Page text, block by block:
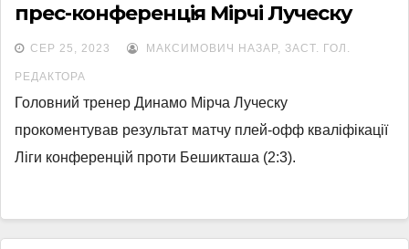
прес-конференція Мірчі Луческу
СЕР 25, 2023 МАКСИМОВИЧ НАЗАР, ЗАСТ. ГОЛ.
РЕДАКТОРА
Головний тренер Динамо Мірча Луческу
прокоментував результат матчу плей-офф кваліфікації
Ліги конференцій проти Бешикташа (2:3).